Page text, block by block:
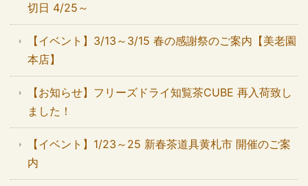
切日 4/25～
【イベント】3/13～3/15 春の感謝祭のご案内【美老園
本店】
【お知らせ】フリーズドライ知覧茶CUBE 再入荷致し
ました！
【イベント】1/23～25 新春茶道具黄札市 開催のご案
内